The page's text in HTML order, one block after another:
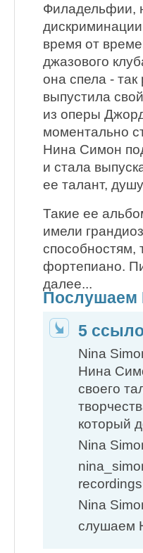
Филадельфии,
время от
джазового
она спела -
выпустила
из оперы
моментально
Нина Симон
и стала
ее талант,
Такие ее
имели
способностям,
фортепиано.
далее...
Послушаем
5
Nina
Нина
своего
который
Nina
Nina
слушаем